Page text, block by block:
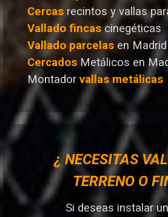
Cercas recintos y vallas
Vallado fincascinegéticas
Vallado parcelas en Madrid
Cercados Metálicos en
Montador vallas metálicas
¿ NECESITAS
TERRENO O
Si deseas instalar